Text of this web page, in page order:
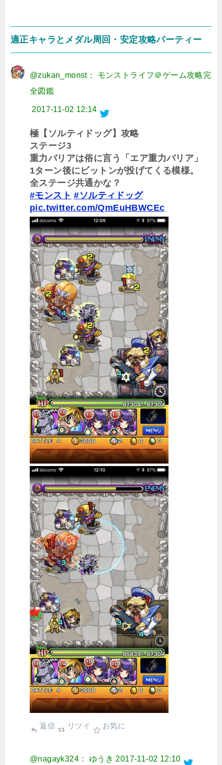
適正キャラとメダル周回・安定攻略パーティー
@zukan_monst： モンストライフ＠ゲーム攻略完
全図鑑
2017-11-02 12:14
極【ソルティドッグ】攻略
ステージ3
重力バリアは俗に言う「エア重力バリア」
1ターン後にビットンが投げてくる模様。
全ステージ共通かな？
#モンスト #ソルティドッグ
pic.twitter.com/QmEuHBWCEc
返信 リツイ お気に
@nagayk324： ゆうき 2017-11-02 12:10